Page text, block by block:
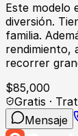
Este modelo
diversión.
familia.
rendimiento,
recorrer
$85,000
Gratis ·
Mensaje